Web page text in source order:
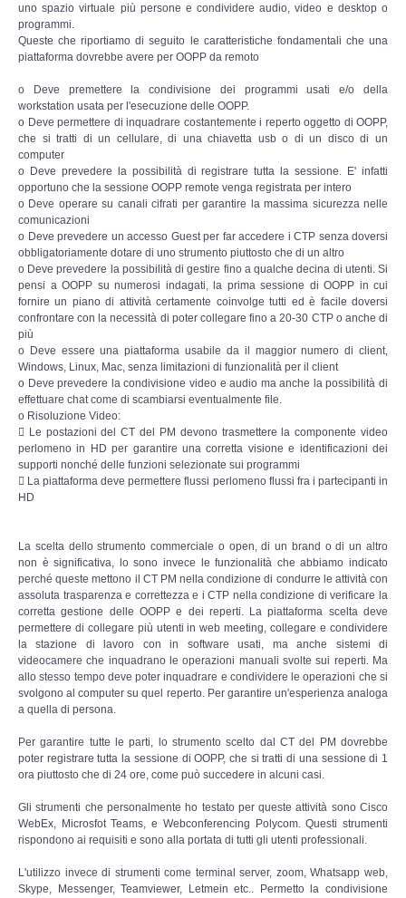
uno spazio virtuale più persone e condividere audio, video e desktop o
programmi.
Queste che riportiamo di seguito le caratteristiche fondamentali che una
piattaforma dovrebbe avere per OOPP da remoto
o Deve premettere la condivisione dei programmi usati e/o della
workstation usata per l'esecuzione delle OOPP.
o Deve permettere di inquadrare costantemente i reperto oggetto di OOPP,
che si tratti di un cellulare, di una chiavetta usb o di un disco di un
computer
o Deve prevedere la possibilità di registrare tutta la sessione. E' infatti
opportuno che la sessione OOPP remote venga registrata per intero
o Deve operare su canali cifrati per garantire la massima sicurezza nelle
comunicazioni
o Deve prevedere un accesso Guest per far accedere i CTP senza doversi
obbligatoriamente dotare di uno strumento piuttosto che di un altro
o Deve prevedere la possibilità di gestire fino a qualche decina di utenti. Si
pensi a OOPP su numerosi indagati, la prima sessione di OOPP in cui
fornire un piano di attività certamente coinvolge tutti ed è facile doversi
confrontare con la necessità di poter collegare fino a 20-30 CTP o anche di
più
o Deve essere una piattaforma usabile da il maggior numero di client,
Windows, Linux, Mac, senza limitazioni di funzionalità per il client
o Deve prevedere la condivisione video e audio ma anche la possibilità di
effettuare chat come di scambiarsi eventualmente file.
o Risoluzione Video:
 Le postazioni del CT del PM devono trasmettere la componente video
perlomeno in HD per garantire una corretta visione e identificazioni dei
supporti nonché delle funzioni selezionate sui programmi
 La piattaforma deve permettere flussi perlomeno flussi fra i partecipanti in
HD
La scelta dello strumento commerciale o open, di un brand o di un altro
non è significativa, lo sono invece le funzionalità che abbiamo indicato
perché queste mettono il CT PM nella condizione di condurre le attività con
assoluta trasparenza e correttezza e i CTP nella condizione di verificare la
corretta gestione delle OOPP e dei reperti. La piattaforma scelta deve
permettere di collegare più utenti in web meeting, collegare e condividere
la stazione di lavoro con in software usati, ma anche sistemi di
videocamere che inquadrano le operazioni manuali svolte sui reperti. Ma
allo stesso tempo deve poter inquadrare e condividere le operazioni che si
svolgono al computer su quel reperto. Per garantire un'esperienza analoga
a quella di persona.
Per garantire tutte le parti, lo strumento scelto dal CT del PM dovrebbe
poter registrare tutta la sessione di OOPP, che si tratti di una sessione di 1
ora piuttosto che di 24 ore, come può succedere in alcuni casi.
Gli strumenti che personalmente ho testato per queste attività sono Cisco
WebEx, Microsfot Teams, e Webconferencing Polycom. Questi strumenti
rispondono ai requisiti e sono alla portata di tutti gli utenti professionali.
L'utilizzo invece di strumenti come terminal server, zoom, Whatsapp web,
Skype, Messenger, Teamviewer, Letmein etc.. Permetto la condivisione